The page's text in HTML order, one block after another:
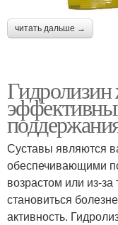
читать дальше →
Гидролизин
Суставы являются
обеспечивающими
возрастом или из-
становиться
активность.